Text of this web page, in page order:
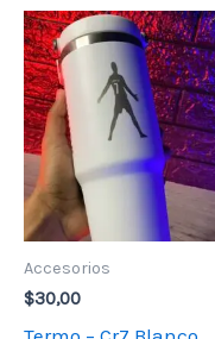
Accesorios
$30,00